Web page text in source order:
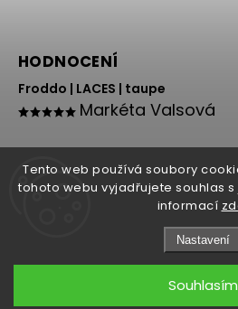
Tento web používá soubory
tohoto webu vyjadřujete souhlas
informací
Nastavení
Souhlasím
HODNOCENÍ
Froddo | LACES | taupe
Markéta Valsová